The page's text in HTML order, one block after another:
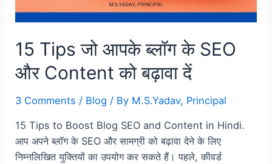
15 Tips जो आपके ब्लॉग के SEO
और Content को बढ़ावा दें
3 Comments / Blog / By M.S.Yadav, Principal
15 Tips to Boost Blog SEO and Content in Hindi.
आप अपने ब्लॉग के SEO और सामग्री को बढ़ावा देने के लिए
निम्नलिखित युक्तियों का उपयोग कर सकते हैं। पहले, कीवर्ड